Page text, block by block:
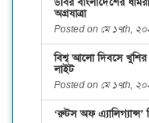
ডাবর বাংলাদেশের
অগ্রযাত্রা
Posted on মে ১৭th,
বিশ্ব আলো দিবসে
লাইট
Posted on মে ১৭th,
‘রুটস অফ